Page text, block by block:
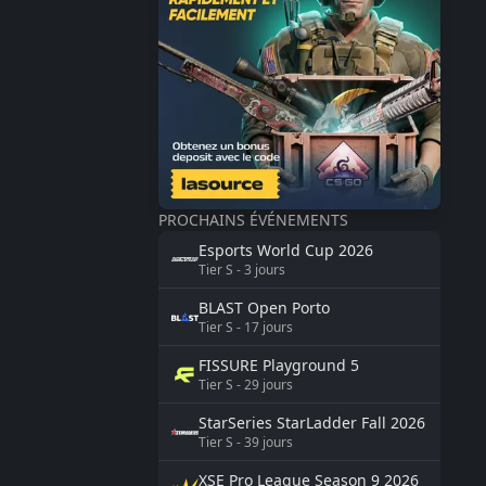
PROCHAINS ÉVÉNEMENTS
Esports World Cup 2026
TierS -3 jours
BLAST Open Porto
TierS - 17 jours
FISSURE Playground 5
TierS -29 jours
StarSeries StarLadder Fall 2026
TierS -39 jours
XSE Pro League Season 9 2026